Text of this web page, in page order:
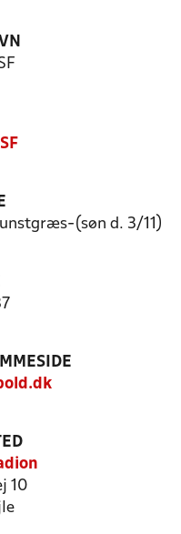
(søn d. 3/11)
10